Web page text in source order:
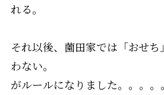
れる。
それ以後、薗田家では「おせ
わない。
がルールになりました。。。。。